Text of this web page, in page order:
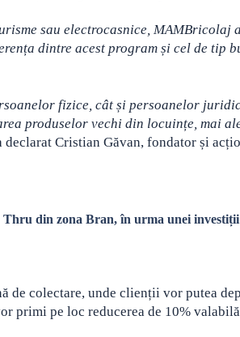
sau electrocasnice, MAMBricolaj
dintre acest program și cel de tip
fizice, cât și persoanelor
produselor vechi din locuințe, mai
declarat Cristian Găvan, fondator și
din zona Bran, în urma unei
de colectare, unde clienții vor putea
pe loc reducerea de 10%